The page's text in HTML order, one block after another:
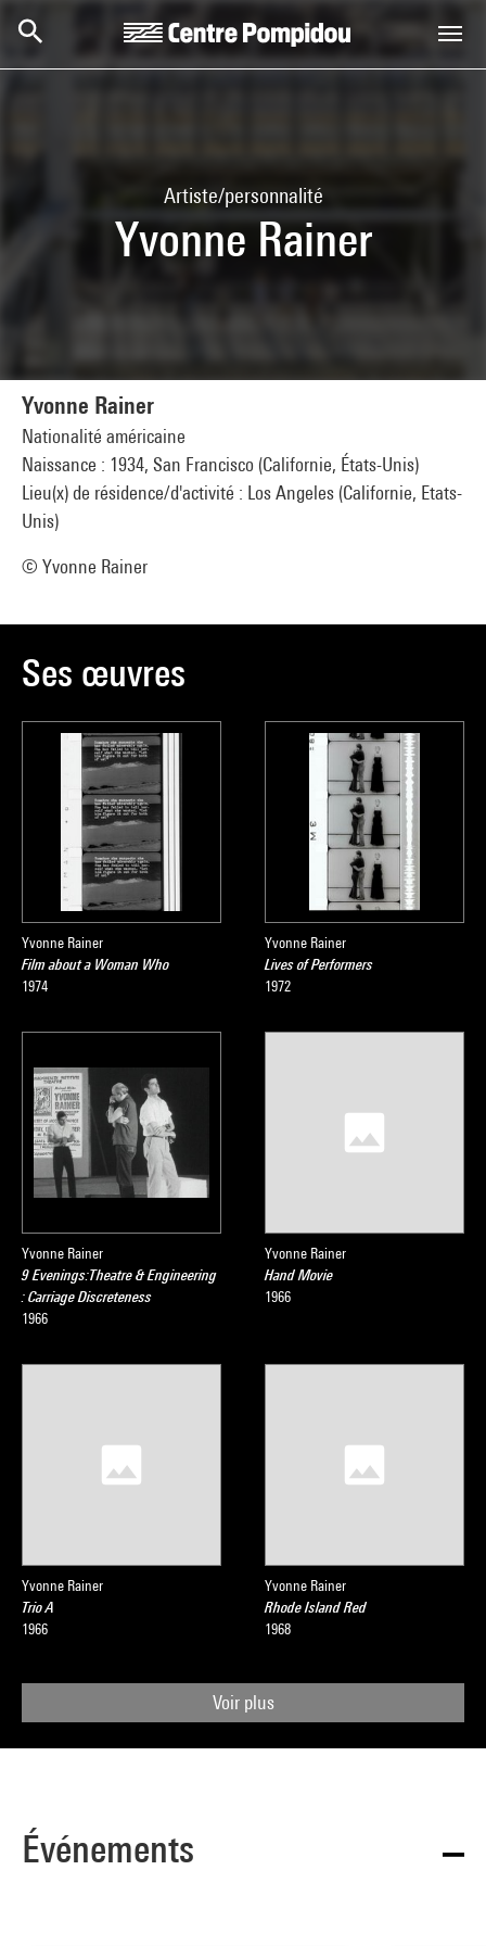
Artiste/personnalité
Yvonne Rainer
Yvonne Rainer
Nationalité américaine
Naissance : 1934, San Francisco (Californie, États-Unis)
Lieu(x) de résidence/d'activité : Los Angeles (Californie, Etats-
Unis)
© Yvonne Rainer
Ses œuvres
Yvonne Rainer
Film about a Woman Who
1974
Yvonne Rainer
Lives of Performers
1972
Yvonne Rainer
9 Evenings:Theatre & Engineering
: Carriage Discreteness
1966
Yvonne Rainer
Hand Movie
1966
Yvonne Rainer
Trio A
1966
Yvonne Rainer
Rhode Island Red
1968
Voir plus
Événements